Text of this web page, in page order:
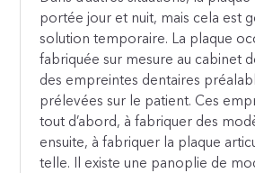
portée jour et nuit, mais cela est
solution temporaire. La plaque
fabriquée sur mesure au cabinet
des empreintes dentaires
prélevées sur le patient. Ces
tout d’abord, à fabriquer des
ensuite, à fabriquer la plaque
telle. Il existe une panoplie de